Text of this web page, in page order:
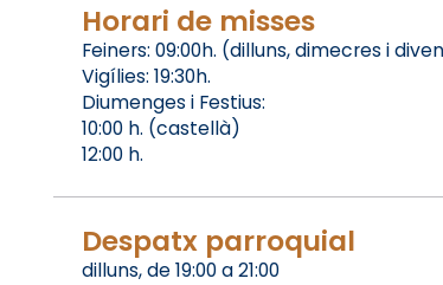
Horari de misses
Feiners: 09:00h. (dilluns, dimecres i
Vigílies: 19:30h.
Diumenges i Festius:
10:00 h. (castellà)
12:00 h.
Despatx parroquial
dilluns, de 19:00 a 21:00